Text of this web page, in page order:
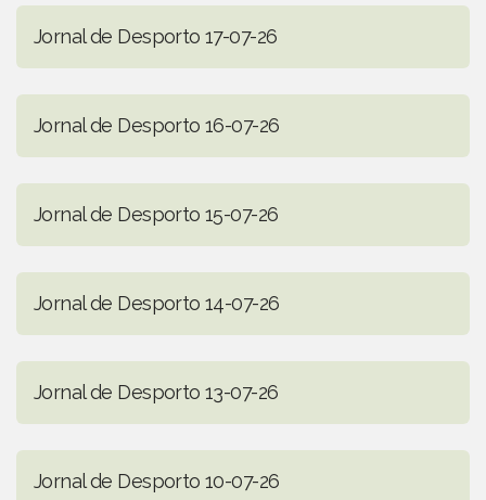
Jornal de Desporto 17-07-26
Jornal de Desporto 16-07-26
Jornal de Desporto 15-07-26
Jornal de Desporto 14-07-26
Jornal de Desporto 13-07-26
Jornal de Desporto 10-07-26